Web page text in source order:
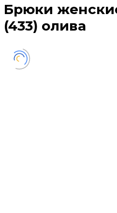
Брюки
(433) олива